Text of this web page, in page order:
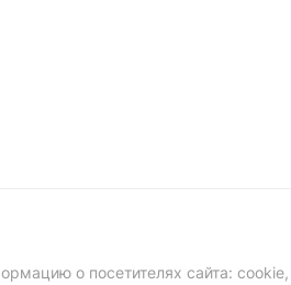
о посетителях сайта: